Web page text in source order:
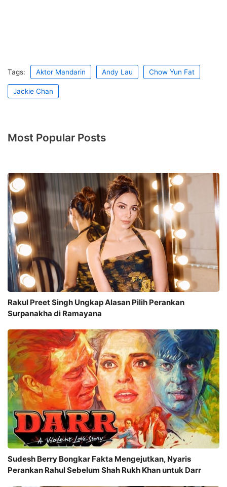
Tags: Aktor Mandarin Andy Lau Chow Yun Fat
Jackie Chan
Most Popular Posts
Rakul Preet Singh Ungkap Alasan Pilih Perankan
Surpanakha di Ramayana
Sudesh Berry Bongkar Fakta Mengejutkan, Nyaris
Perankan Rahul Sebelum Shah Rukh Khan untuk Darr